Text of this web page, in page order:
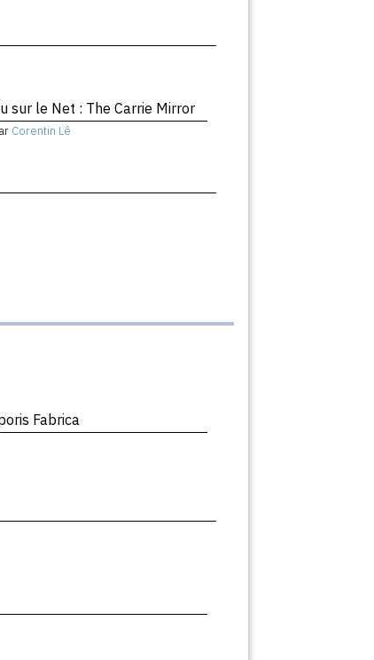
sur le Net : The Carrie Mirror
Corentin Lê
Fabrica